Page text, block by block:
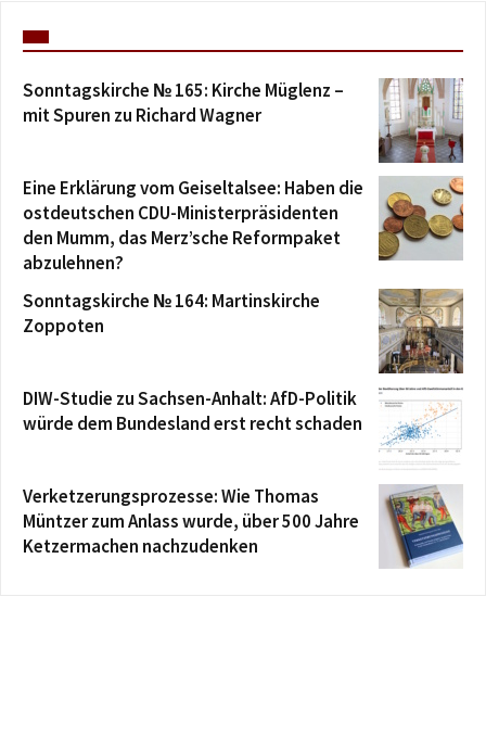
Sonntagskirche № 165: Kirche Müglenz –
mit Spuren zu Richard Wagner
Eine Erklärung vom Geiseltalsee: Haben die
ostdeutschen CDU-Ministerpräsidenten
den Mumm, das Merz’sche Reformpaket
abzulehnen?
Sonntagskirche № 164: Martinskirche
Zoppoten
DIW-Studie zu Sachsen-Anhalt: AfD-Politik
würde dem Bundesland erst recht schaden
Verketzerungsprozesse: Wie Thomas
Müntzer zum Anlass wurde, über 500 Jahre
Ketzermachen nachzudenken